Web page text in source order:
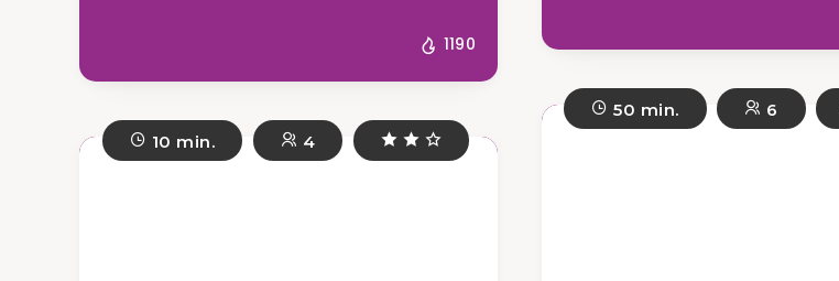
1190
10 min. 4
50 min. 6